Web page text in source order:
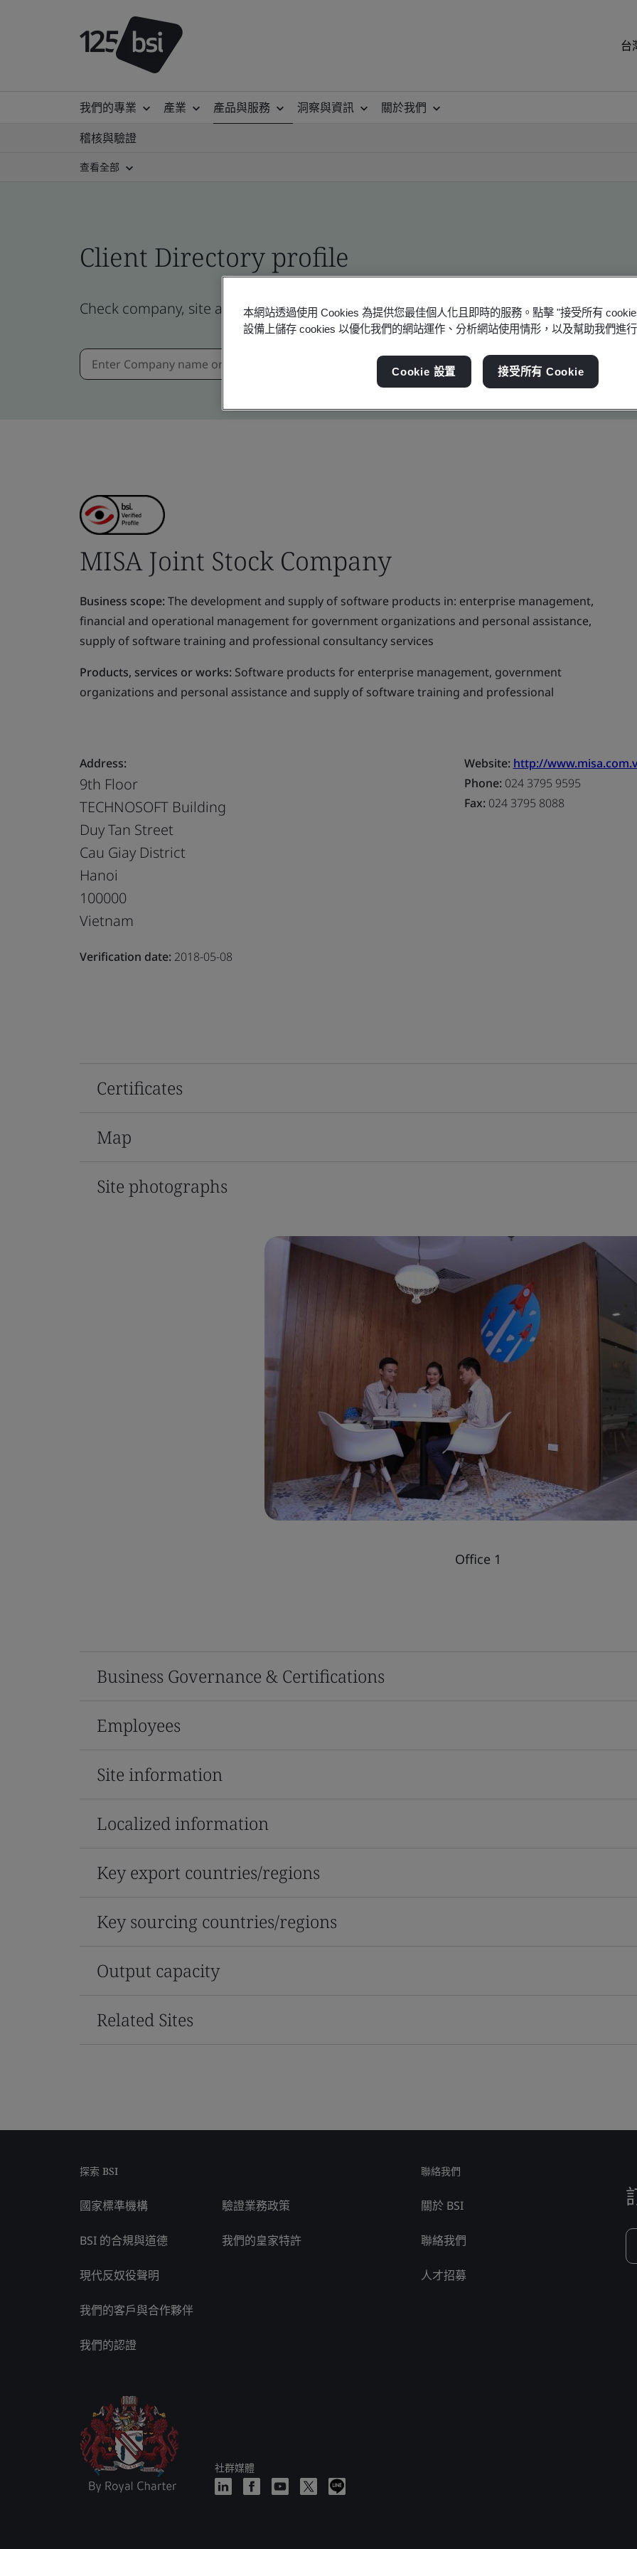
台
我們的專業 產業 產品與服務 洞察與資訊
關於我們
稽核與驗證
查看全部
Client Directory profile
Check company, site and product certificates - Validation and Verification
MISA Joint Stock Company
Business scope:The development and supply of software products in: enterprise management,
financial and operational management for government organizations and personal assistance,
supply of software training and professional consultancy services
Products, services or works: Software products for enterprise management, government
organizations and personal assistance and supply of software training and professional
Address:
9th Floor
TECHNOSOFT Building
Duy Tan Street
Cau Giay District
Hanoi
100000
Vietnam
Verification date: 2018-05-08
Website: http://
Phone:024 3795 9595
Fax:024 3795 8088
Certificates
Map
Site photographs
Office 1
Business Governance & Certifications
Employees
Site information
Localized information
Key export countries/regions
Key sourcing countries/regions
Output capacity
Related Sites
探索 BSI
國家標準機構
BSI 的合規與道德
現代反奴役聲明
我們的客戶與合作夥伴
我們的認證
驗證業務政策
我們的皇家特許
社群媒體
聯絡我們
關於 BSI
聯絡我們
人才招募
本網站透過使用 Cookies 為提供您最佳個人化且即時的服務。點擊 "接受所有
設備上儲存 cookies 以優化我們的網站運作、分析網站使用情形，以及幫助我們進
Cookie 設置 接受所有 Cookie